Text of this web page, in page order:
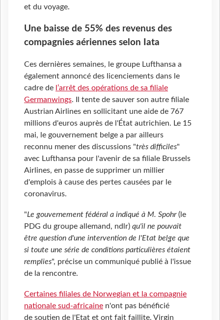
et du voyage.
Une baisse de 55% des revenus des
compagnies aériennes selon Iata
Ces dernières semaines, le groupe Lufthansa a
également annoncé des licenciements dans le
cadre de l’arrêt des opérations de sa filiale
Germanwings. Il tente de sauver son autre filiale
Austrian Airlines en sollicitant une aide de 767
millions d'euros auprès de l'État autrichien. Le 15
mai, le gouvernement belge a par ailleurs
reconnu mener des discussions "très difficiles"
avec Lufthansa pour l'avenir de sa filiale Brussels
Airlines, en passe de supprimer un millier
d'emplois à cause des pertes causées par le
coronavirus.
"Le gouvernement fédéral a indiqué à M. Spohr(le
PDG du groupe allemand, ndlr) qu'il ne pouvait
être question d'une intervention de l'Etat belge que
si toute une série de conditions particulières étaient
remplies", précise un communiqué publié à l'issue
de la rencontre.
Certaines filiales de Norwegian et la compagnie
nationale sud-africaine n'ont pas bénéficié
de soutien de l'Etat et ont fait faillite. Virgin